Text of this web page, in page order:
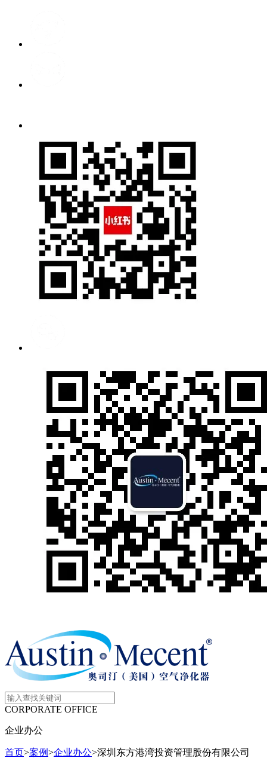
CORPORATE OFFICE
企业办公
首页>案例>企业办公>深圳东方港湾投资管理股份有限公司